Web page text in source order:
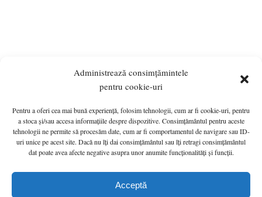
Administrează consimțămintele
pentru cookie-uri
Pentru a oferi cea mai bună experiență, folosim tehnologii, cum ar fi cookie-uri, pentru
a stoca și/sau accesa informațiile despre dispozitive. Consimțământul pentru aceste
tehnologii ne permite să procesăm date, cum ar fi comportamentul de navigare sau ID-
uri unice pe acest site. Dacă nu îți dai consimțământul sau îți retragi consimțământul
dat poate avea afecte negative asupra unor anumite funcționalități și funcții.
Acceptă
ANUNȚURI
MONITORUL OFICIAL LOCAL
PRIMĂRIA
HOTĂRÂRI de C.L.
INFO UTIL
Politică cookie-uri (UE)
G.D.P.R. CONTACT
Primăria Orașului Călan © 2022 - A Wordpress Solution - Hosted by